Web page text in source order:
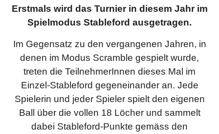
Erstmals wird das Turnier in diesem Jahr im
Spielmodus Stableford ausgetragen.
Im Gegensatz zu den vergangenen Jahren, in
denen im Modus Scramble gespielt wurde,
treten die TeilnehmerInnen dieses Mal im
Einzel-Stableford gegeneinander an. Jede
Spielerin und jeder Spieler spielt den eigenen
Ball über die vollen 18 Löcher und sammelt
dabei Stableford-Punkte gemäss den